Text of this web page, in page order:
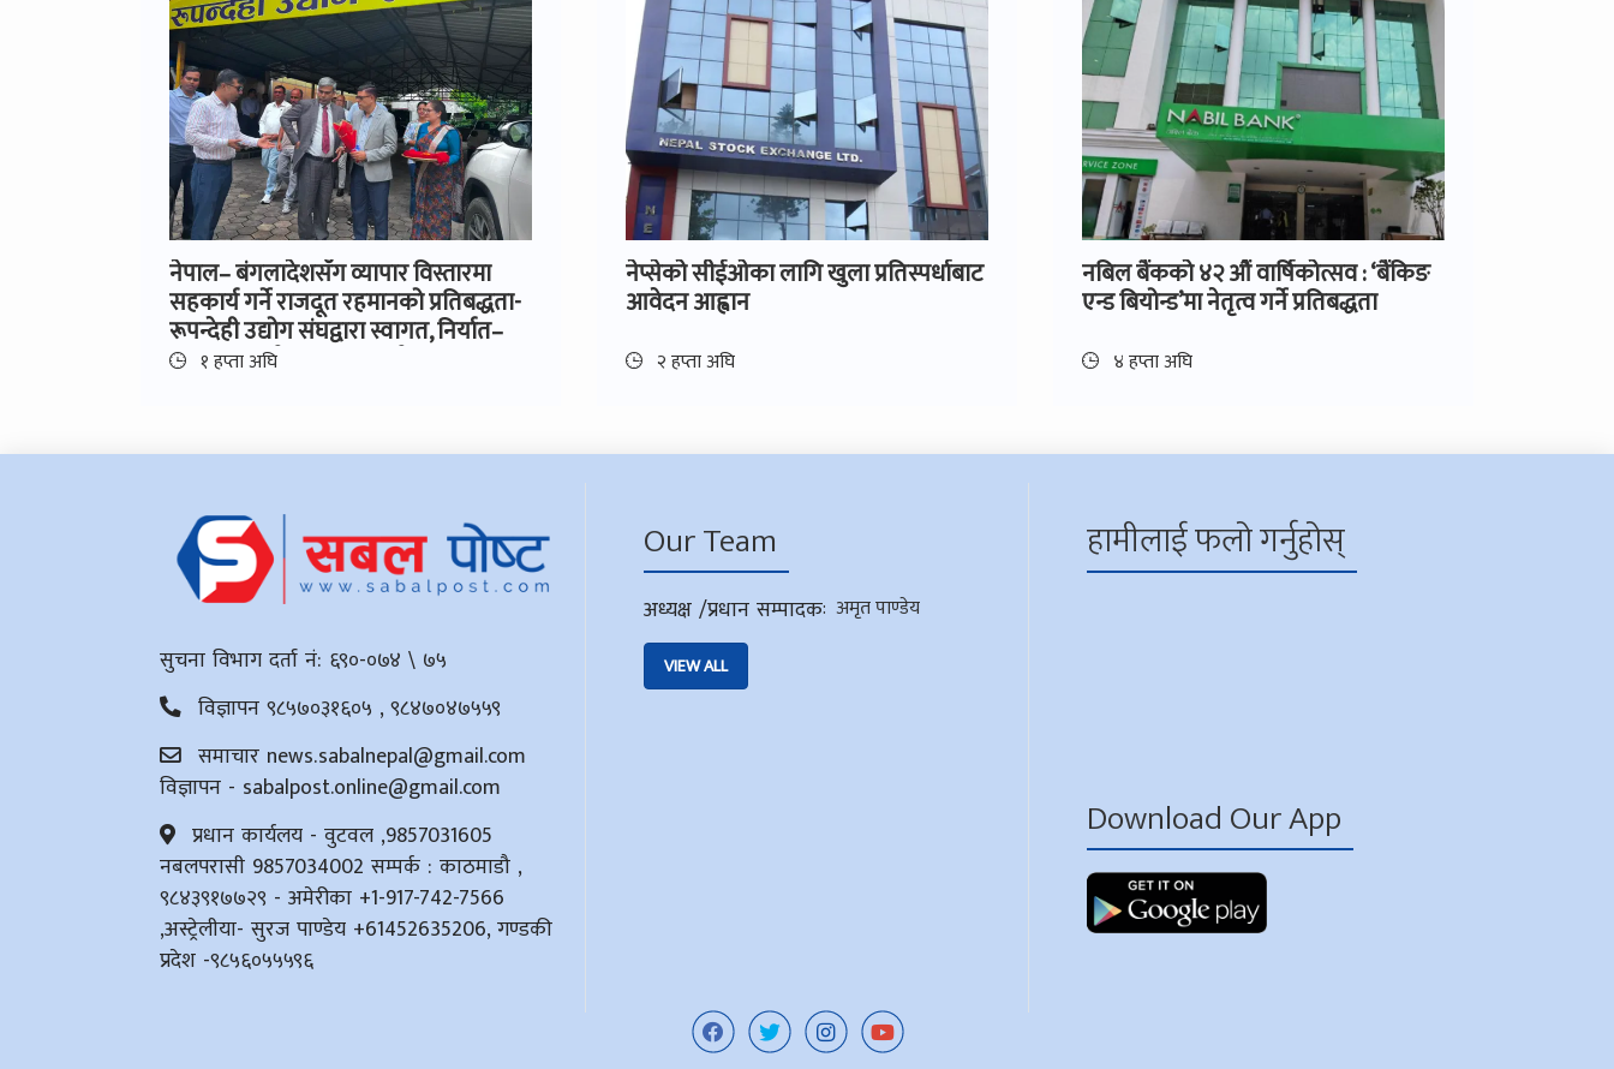
नेपाल– बंगलादेशसँग व्यापार विस्तारमा
सहकार्य गर्ने राजदूत रहमानको प्रतिबद्धता-
रूपन्देही उद्योग संघद्वारा स्वागत, निर्यात–
आयात सहजीकरण र लगानी प्रवद्र्धनमा
१ हप्ता अघि
नेप्सेको सीईओका लागि खुला प्रतिस्पर्धाबाट
आवेदन आह्वान
२ हप्ता अघि
नबिल बैंकको ४२ औं वार्षिकोत्सव : ‘बैंकिङ
एन्ड बियोन्ड’मा नेतृत्व गर्ने प्रतिबद्धता
४ हप्ता अघि
सुचना विभाग दर्ता नं: ६९०-०७४ \ ७५
विज्ञापन ९८५७०३१६०५ , ९८४७०४७५५९
समाचार news.sabalnepal@gmail.com
विज्ञापन - sabalpost.online@gmail.com
प्रधान कार्यलय - वुटवल ,9857031605
नबलपरासी 9857034002 सम्पर्क : काठमाडौ ,
९८४३९१७७२९ - अमेरीका +1-917-742-7566
,अस्ट्रेलीया- सुरज पाण्डेय +61452635206, गण्डकी
प्रदेश -९८५६०५५५९६
Our Team
अध्यक्ष /प्रधान सम्पादक: अमृत पाण्डेय
VIEW ALL
हामीलाई फलो गर्नुहोस्
Download Our App